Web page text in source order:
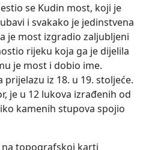
se Kudin most, koji je
i svakako je jedinstvena
je most izgradio zaljubljeni
rijeku koja ga je dijelila
je most i dobio ime.
iz 18. u 19. stoljeće.
je u 12 lukova izrađenih od
kamenih stupova spojio
topografskoj karti